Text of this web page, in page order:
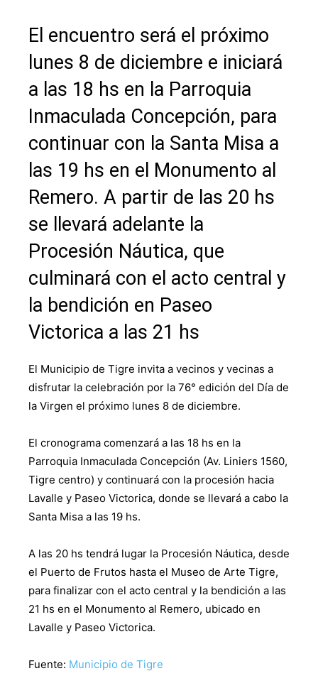
El encuentro será el próximo
lunes 8 de diciembre e iniciará
a las 18 hs en la Parroquia
Inmaculada Concepción, para
continuar con la Santa Misa a
las 19 hs en el Monumento al
Remero. A partir de las 20 hs
se llevará adelante la
Procesión Náutica, que
culminará con el acto central y
la bendición en Paseo
Victorica a las 21 hs
El Municipio de Tigre invita a vecinos y vecinas a
disfrutar la celebración por la 76° edición del Día de
la Virgen el próximo lunes 8 de diciembre.
El cronograma comenzará a las 18 hs en la
Parroquia Inmaculada Concepción (Av. Liniers 1560,
Tigre centro) y continuará con la procesión hacia
Lavalle y Paseo Victorica, donde se llevará a cabo la
Santa Misa a las 19 hs.
A las 20 hs tendrá lugar la Procesión Náutica, desde
el Puerto de Frutos hasta el Museo de Arte Tigre,
para finalizar con el acto central y la bendición a las
21 hs en el Monumento al Remero, ubicado en
Lavalle y Paseo Victorica.
Fuente: Municipio de Tigre